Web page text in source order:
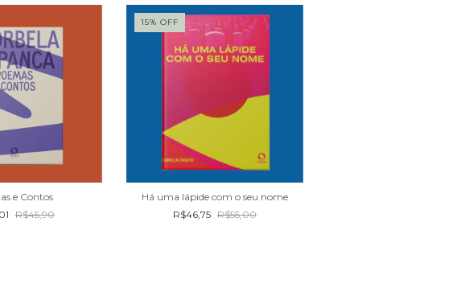
e Contos
R$45,90
15% OFF
Há uma lápide com o seu nome
R$46,75 R$55,00